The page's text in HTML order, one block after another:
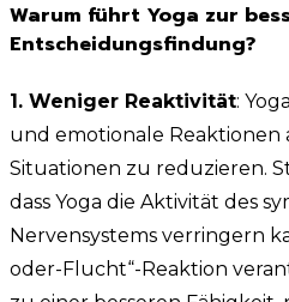
Warum führt Yoga zur
Entscheidungsfindung?
1. Weniger Reaktivität:
und emotionale
Situationen zu reduzieren.
dass Yoga die Aktivität des
Nervensystems verringern
oder-Flucht“-Reaktion